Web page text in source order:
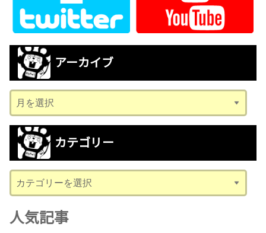
アーカイブ
ー
カ
ブ
カテゴリー
テ
ゴ
リ
人気記事